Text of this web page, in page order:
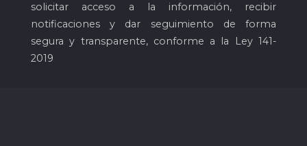
solicitar acceso a la información, recibir
notificaciones y dar seguimiento de forma
segura y transparente, conforme a la Ley 141-
2019